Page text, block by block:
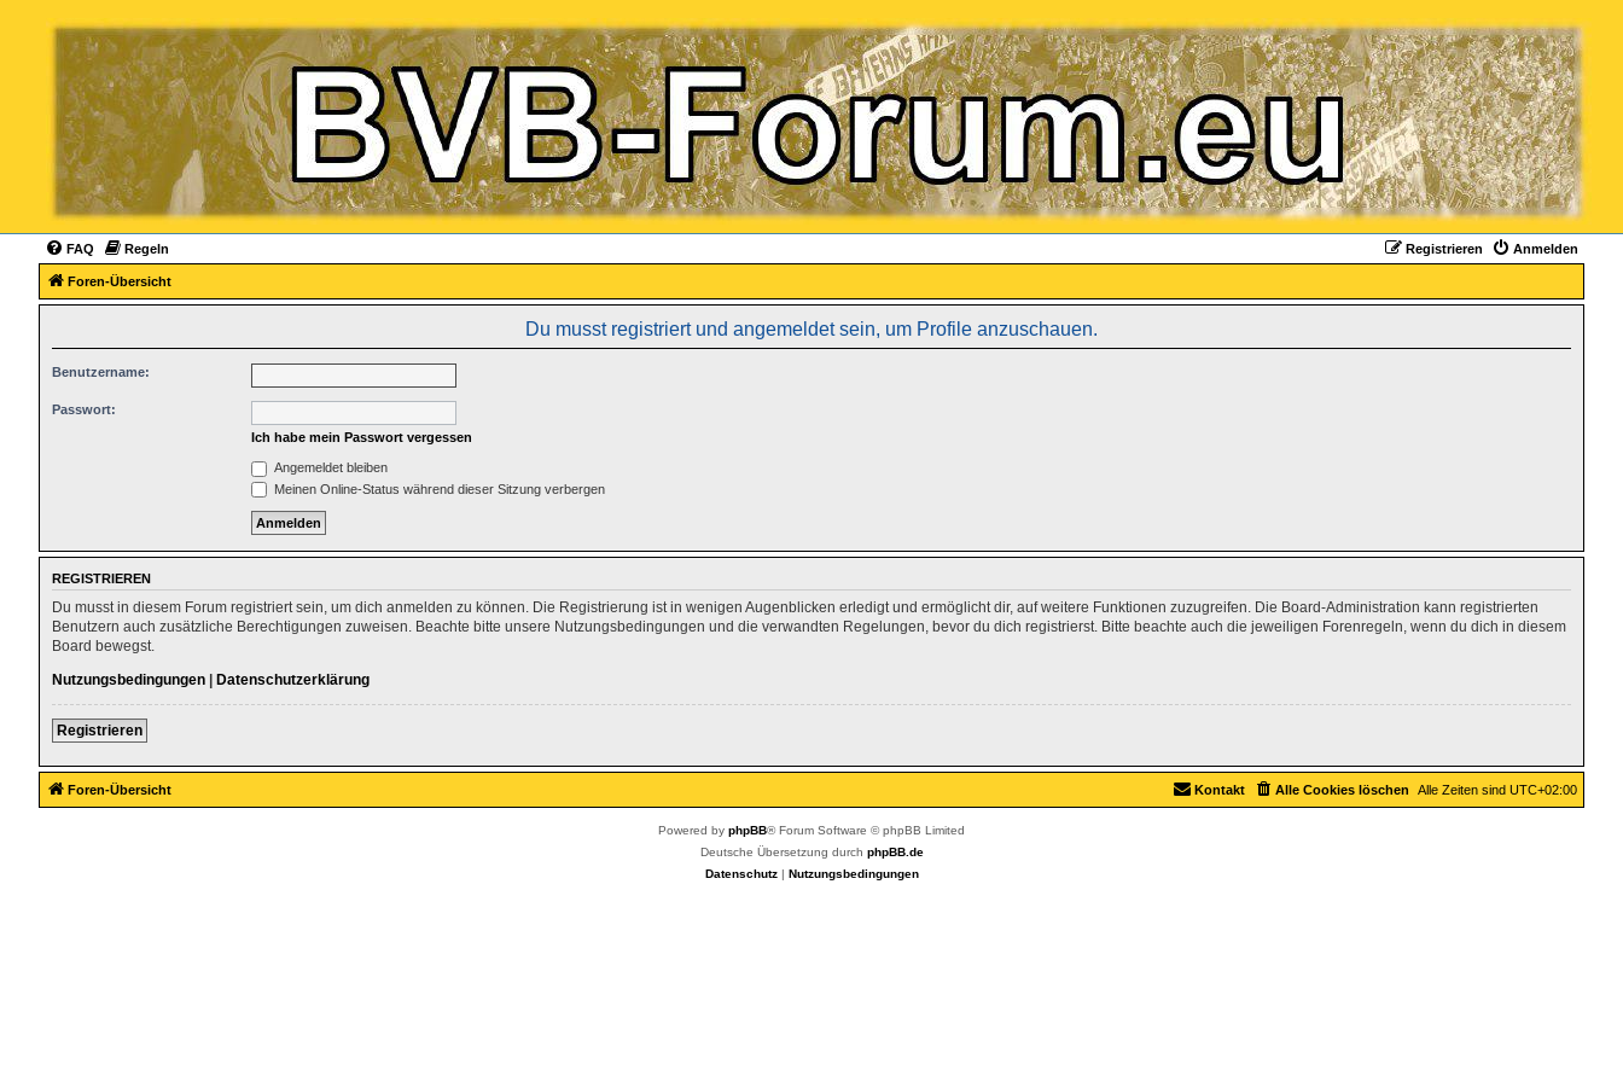
FAQ Regeln Anmelden
Registrieren
Foren-Übersicht
Du musst registriert und angemeldet sein, um Profile anzuschauen.
Benutzername:
Passwort:
Ich habe mein Passwort vergessen
Angemeldet bleiben
Meinen Online-Status während dieser Sitzung verbergen
REGISTRIEREN
Du musst in diesem Forum registriert sein, um dich anmelden zu können. Die Registrierung ist in wenigen Augenblicken erledigt und ermöglicht dir, auf weitere Funktionen zuzugreifen. Die Board-Administration kann registrierten
Benutzern auch zusätzliche Berechtigungen zuweisen. Beachte bitte unsere Nutzungsbedingungen und die verwandten Regelungen, bevor du dich registrierst. Bitte beachte auch die jeweiligen Forenregeln, wenn du dich in diesem
Board bewegst.
Nutzungsbedingungen | Datenschutzerklärung
Registrieren
Foren-Übersicht Alle Zeiten sind UTC+02:00
Alle Cookies löschen
Kontakt
Powered by phpBB® Forum Software © phpBB Limited
Deutsche Übersetzung durch phpBB.de
Datenschutz| Nutzungsbedingungen